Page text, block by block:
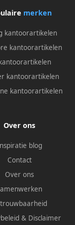
merken
kantoorartikelen
kantoorartikelen
kantoorartikelen
kantoorartikelen
Over ons
blog
Contact
Over ons
& Disclaimer